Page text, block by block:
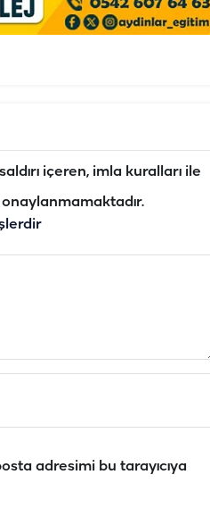
içeren, imla kuralları ile
adresimi bu tarayıcıya